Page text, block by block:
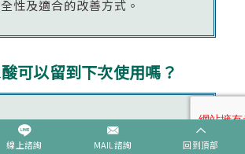
性及適合的改善方式。
可以留到下次使用嗎？
封後涉及無菌與保存問題，是否
依個人意願決定。療程前應向診
線上諮詢 MAIL諮詢 回到頂部